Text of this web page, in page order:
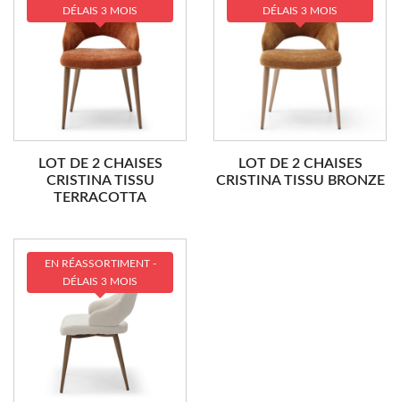
LOT DE 2 CHAISES
CRISTINA TISSU
TERRACOTTA
DÉLAIS 3 MOIS
LOT DE 2 CHAISES
CRISTINA TISSU BRONZE
DÉLAIS 3 MOIS
EN RÉASSORTIMENT -
DÉLAIS 3 MOIS